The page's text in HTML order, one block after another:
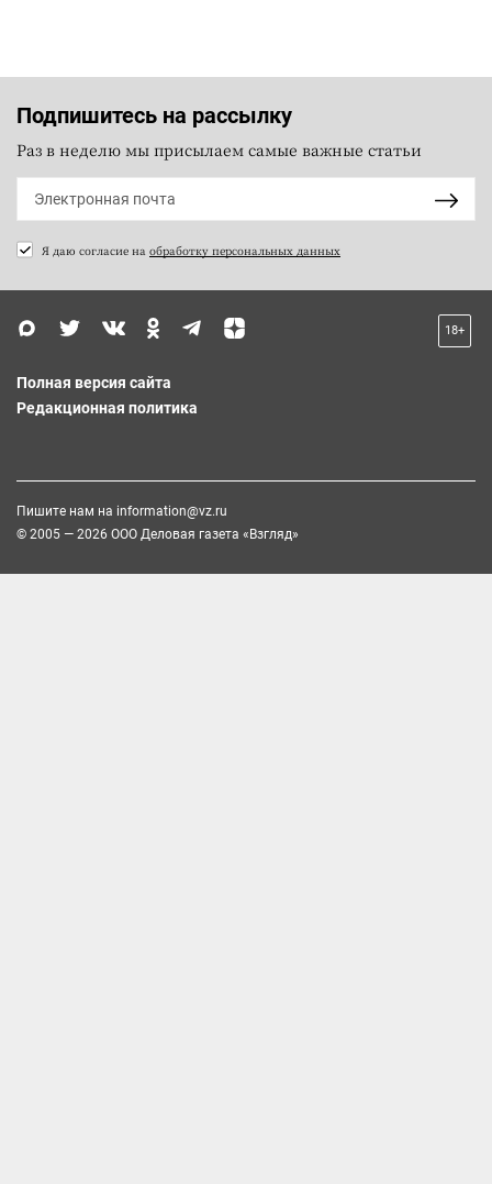
Подпишитесь на рассылку
Раз в неделю мы присылаем самые важные статьи
Я даю согласие на обработку персональных данных
18+
Полная версия сайта
Редакционная политика
Пишите нам на information@vz.ru
© 2005 — 2026 ООО Деловая газета «Взгляд»